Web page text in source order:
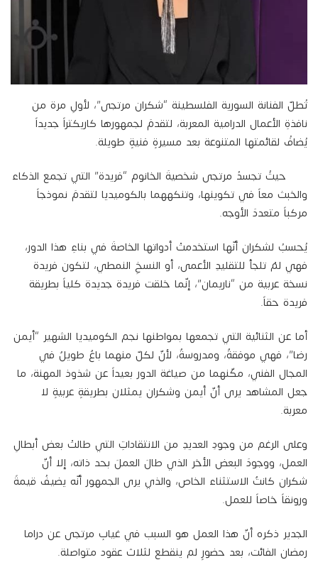
تُطلّ الفنانة السورية الفلسطينة “شكران مرتجى”، لأولِ مرة من
نافذةِ الأعمال الدرامية المعربة، لتقدمَ لجمهورها كاريكتراً جديداً
يُضافُ لقائمتها المتنوعة بعد مسيرةٍ فنيةٍ طويلة.
حيثُ تجسدُ مرتجى شخصيةَ الخانوم “فريدة” التي تجمع الذكاء
والخبث معاً في تكوينها، وتنكههما بالكوميديا لتقدمَ نموذجاً
مركباً متعددَ الأوجه.
يُحسبُ لشكران أنّها استخدمتْ أدواتها الخاصةَ في بناءِ هذا الدور،
فهي لمْ تلجأ للتقليدِ الأعمى، أو النسخِ النمطي، لتكون فريدة
نسخة عربية من “ناريمان”، إنّما خلقت فريدة جديدة كلياً بطريقة
فريدة حقاً.
أما عن الثنائية التي تجمعها بمواطنها نجم الكوميديا الشهير “أيمن
رضا”، فهي موفقةٌ، ومدروسةٌ، لأنّ لكلّ منهما باعٌ طويلٌ في
المجال الفني، مكّنهما من صياغة الدور بعيداً عن شذوذ المهنة، ما
جعل المشاهد يرى أنّ أيمن وشكران يمثلان بطريقةٍ عربيةٍ لا
معربة.
وعلى الرغم من وجودِ العديدِ من الانتقاداتِ التي طالتْ بعض أبطالِ
العمل، ووجودَ البعض الأخر الذي طالَ العملَ بحد ذاته، إلا أنّ
شكران كانتٌ الاستثناء الخاص، والذي يرى الجمهور أنّه يضيفُ قيمةً
ورونقاً خاصاً للعمل.
الجدير ذكره أنّ هذا العمل هو السبب في غيابِ مرتجى عن دراما
رمضان الفائت، بعد حضورٍ لم ينقطع لثلاث عقود متواصلة.